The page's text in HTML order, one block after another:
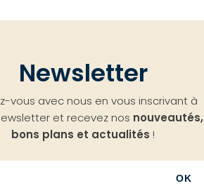
Newsletter
vous avec nous en vous inscrivant à
et recevez nos nouveautés,
bons plans et actualités !
OK